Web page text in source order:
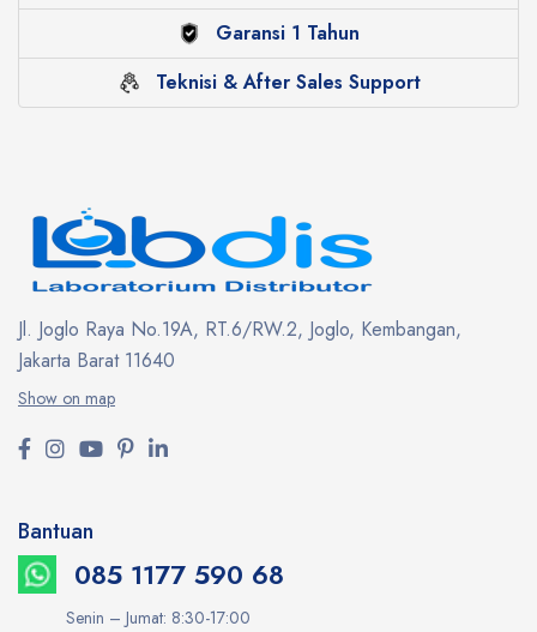
Garansi 1 Tahun
Teknisi & After Sales Support
Jl. Joglo Raya No.19A, RT.6/RW.2, Joglo, Kembangan,
Jakarta Barat 11640
Show on map
Bantuan
085 1177 590 68
Senin – Jumat: 8:30-17:00